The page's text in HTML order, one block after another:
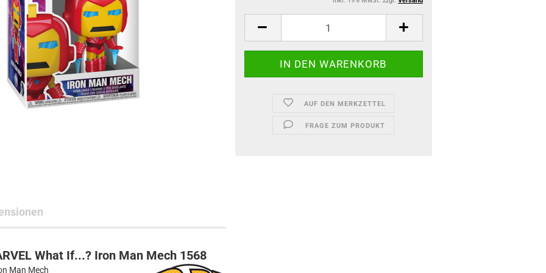
Toys
Subjects
Hersteller
AUF DEN MERKZETTEL
FRAGE ZUM PRODUKT
What If...? Iron Man Mech 1568
Man Mech